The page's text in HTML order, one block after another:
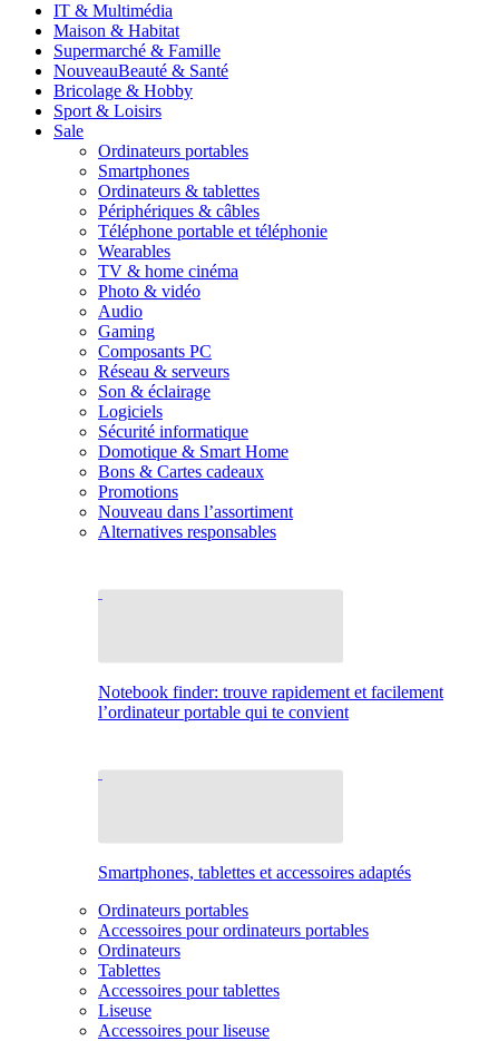
IT & Multimédia
Maison & Habitat
Supermarché & Famille
NouveauBeauté & Santé
Bricolage & Hobby
Sport & Loisirs
Sale
Ordinateurs portables
Smartphones
Ordinateurs & tablettes
Périphériques & câbles
Téléphone portable et téléphonie
Wearables
TV & home cinéma
Photo & vidéo
Audio
Gaming
Composants PC
Réseau & serveurs
Son & éclairage
Logiciels
Sécurité informatique
Domotique & Smart Home
Bons & Cartes cadeaux
Promotions
Nouveau dans l’assortiment
Alternatives responsables
Notebook finder: trouve rapidement et facilement
l’ordinateur portable qui te convient
Smartphones, tablettes et accessoires adaptés
Ordinateurs portables
Accessoires pour ordinateurs portables
Ordinateurs
Tablettes
Accessoires pour tablettes
Liseuse
Accessoires pour liseuse